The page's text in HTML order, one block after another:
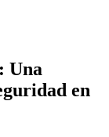
Una
en